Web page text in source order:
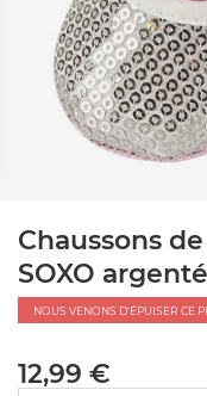
Chaussons
SOXO
NOUS VENONS D'ÉPUISER CE
12,99 €